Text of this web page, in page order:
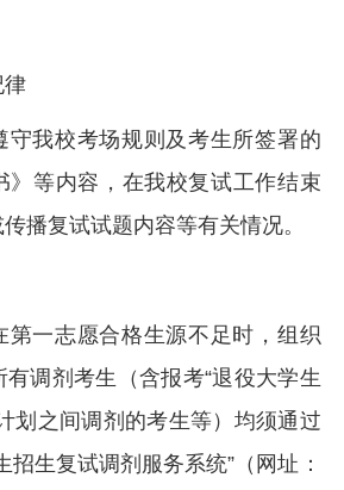
律
守我校考场规则及考生所签署的
》等内容，在我校复试工作结束
播复试试题内容等有关情况。
第一志愿合格生源不足时，组织
调剂考生（含报考“退役大学生
划之间调剂的考生等）均须通过
招生复试调剂服务系统”（网址：